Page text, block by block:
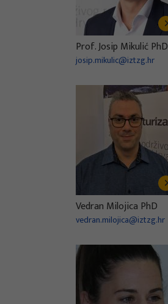
Prof. Josip Mikulić PhD
josip.mikulic@iztzg.hr
Vedran Milojica PhD
vedran.milojica@iztzg.hr